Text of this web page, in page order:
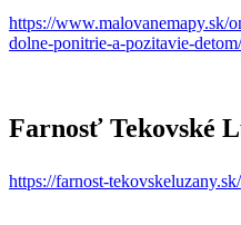
https://www.malovanemapy.sk/
dolne-ponitrie-a-pozitavie-detom/
Farnosť Tekovské
https://farnost-tekovskeluzany.sk/